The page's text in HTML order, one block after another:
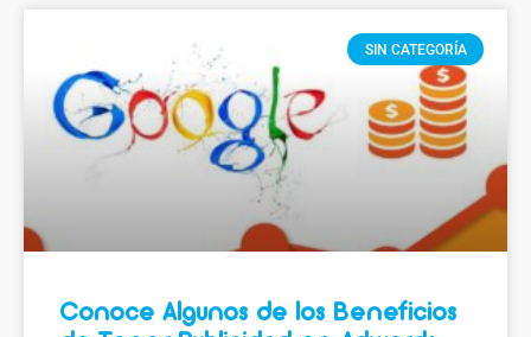
SIN CATEGORÍA
Conoce Algunos de los Beneficios